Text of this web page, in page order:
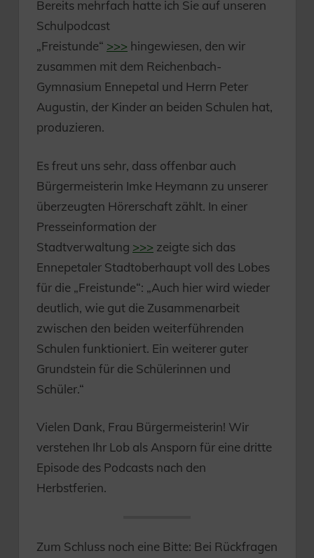
Bereits mehrfach hatte ich Sie auf unseren
Schulpodcast
„Freistunde“ >>> hingewiesen, den wir
zusammen mit dem Reichenbach-
Gymnasium Ennepetal und Herrn Peter
Augustin, der Kinder an beiden Schulen hat,
produzieren.
Es freut uns sehr, dass offenbar auch
Bürgermeisterin Imke Heymann zu unserer
überzeugten Hörerschaft zählt. In einer
Presseinformation der
Stadtverwaltung >>> zeigte sich das
Ennepetaler Stadtoberhaupt voll des Lobes
für die „Freistunde“: „Auch hier wird wieder
deutlich, wie gut die Zusammenarbeit
zwischen den beiden weiterführenden
Schulen funktioniert. Ein weiterer guter
Grundstein für die Schülerinnen und
Schüler.“
Vielen Dank, Frau Bürgermeisterin! Wir
verstehen Ihr Lob als Ansporn für eine dritte
Episode des Podcasts nach den
Herbstferien.
Zum Schluss noch eine Bitte: Bei Rückfragen